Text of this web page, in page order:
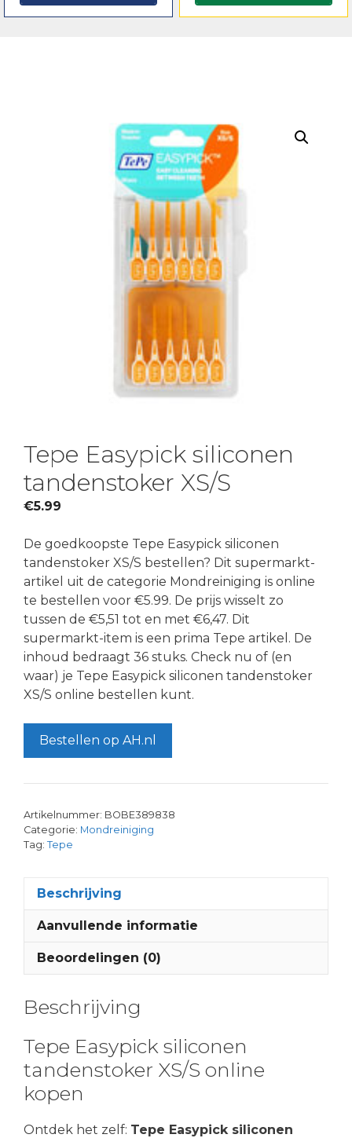
Tepe Easypick siliconen
tandenstoker XS/S
€5.99
De goedkoopste Tepe Easypick siliconen
tandenstoker XS/S bestellen? Dit supermarkt-
artikel uit de categorie Mondreiniging is online
te bestellen voor €5.99. De prijs wisselt zo
tussen de €5,51 tot en met €6,47. Dit
supermarkt-item is een prima Tepe artikel. De
inhoud bedraagt 36 stuks. Check nu of (en
waar) je Tepe Easypick siliconen tandenstoker
XS/S online bestellen kunt.
Bestellen op AH.nl
Artikelnummer: BOBE389838
Categorie: Mondreiniging
Tag: Tepe
Beschrijving
Aanvullende informatie
Beoordelingen (0)
Beschrijving
Tepe Easypick siliconen
tandenstoker XS/S online
kopen
Ontdek het zelf: Tepe Easypick siliconen